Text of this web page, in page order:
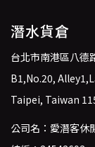
潛水貨倉
台北市南港區八德
B1,No.20,
Taipei, Taiwan
公司名：愛潛客休